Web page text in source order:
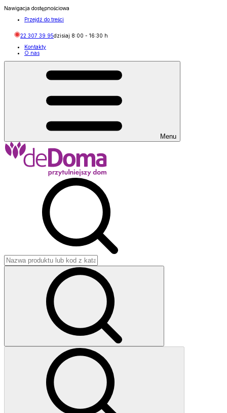
Nawigacja dostępnościowa
Przejdź do treści
22 307 39 95dzisiaj 8:00 - 16:30 h
Kontakty
O nas
Menu